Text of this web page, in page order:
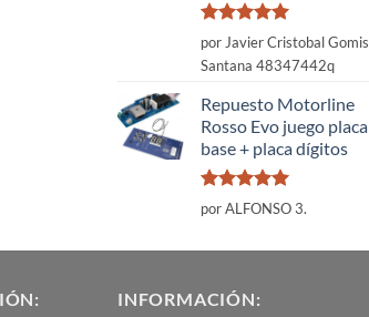
Valorado
con
por Javier Cristobal Gomis
Santana 48347442q
Repuesto Motorline
Rosso Evo juego placa
base + placa dígitos
Valorado
con
por ALFONSO 3.
INFORMACIÓN: